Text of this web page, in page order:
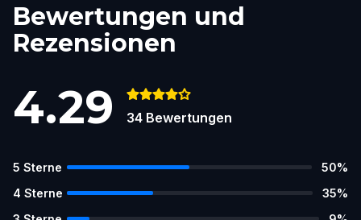
Bewertungen und
Rezensionen
4.29 34 Bewertungen
5 Sterne 50%
4 Sterne 35%